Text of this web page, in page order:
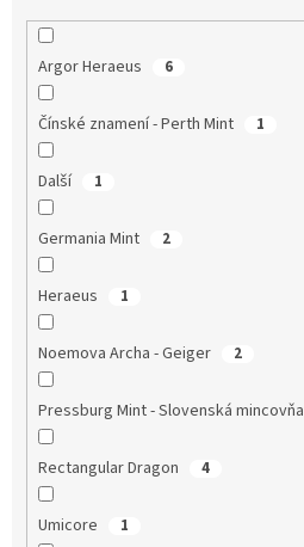
Argor Heraeus 6
Čínské znamení - Perth Mint 1
Další 1
Germania Mint 2
Heraeus 1
Noemova Archa - Geiger 2
Pressburg Mint - Slovenská mincovňa
Rectangular Dragon 4
Umicore 1